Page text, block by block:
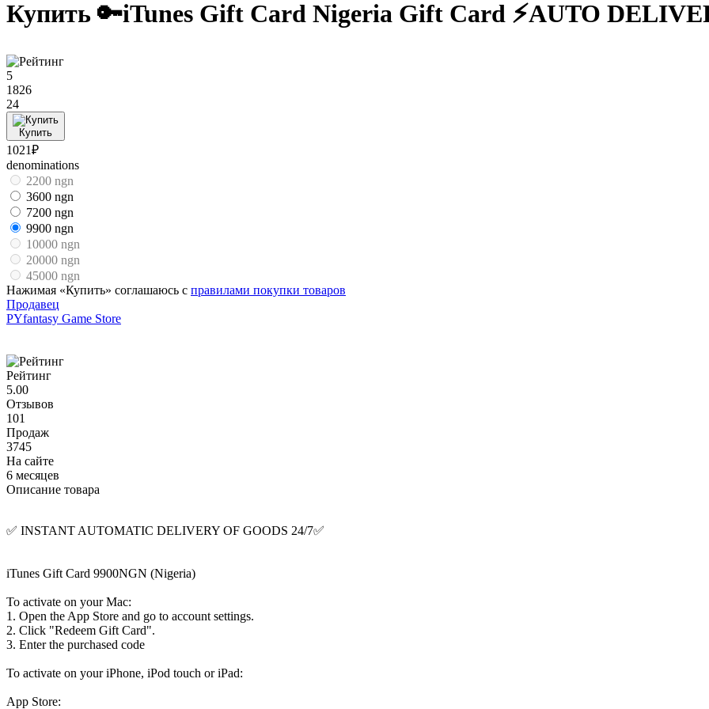
Купить 🔑iTunes Gift Card Nigeria Gift Card ⚡️AUTO
5
1826
24
Купить
1021₽
denominations
2200 ngn
3600 ngn
7200 ngn
9900 ngn
10000 ngn
20000 ngn
45000 ngn
Нажимая «Купить» соглашаюсь с правилами покупки товаров
Продавец
PYfantasy Game Store
Рейтинг
5.00
Отзывов
101
Продаж
3745
На сайте
6 месяцев
Описание товара
✅ INSTANT AUTOMATIC DELIVERY OF GOODS 24/7✅
iTunes Gift Card 9900NGN (Nigeria)
To activate on your Mac:
1. Open the App Store and go to account settings.
2. Click "Redeem Gift Card".
3. Enter the purchased code
To activate on your iPhone, iPod touch or iPad:
App Store: